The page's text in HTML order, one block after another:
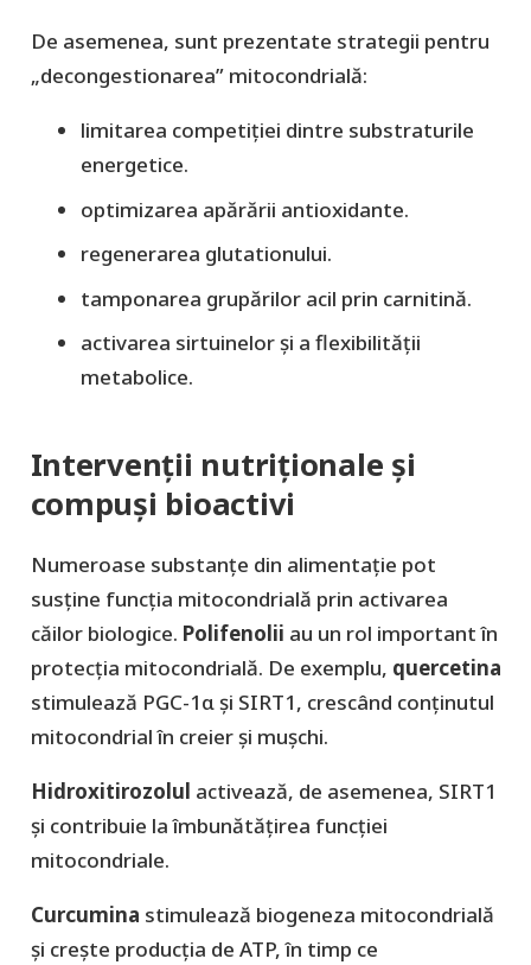
De asemenea, sunt prezentate strategii pentru
„decongestionarea” mitocondrială:
limitarea competiției dintre substraturile
energetice.
optimizarea apărării antioxidante.
regenerarea glutationului.
tamponarea grupărilor acil prin carnitină.
activarea sirtuinelor și a flexibilității
metabolice.
Intervenții nutriționale și
compuși bioactivi
Numeroase substanțe din alimentație pot
susține funcția mitocondrială prin activarea
căilor biologice. Polifenolii au un rol important în
protecția mitocondrială. De exemplu, quercetina
stimulează PGC-1α și SIRT1, crescând conținutul
mitocondrial în creier și mușchi.
Hidroxitirozolul activează, de asemenea, SIRT1
și contribuie la îmbunătățirea funcției
mitocondriale.
Curcumina stimulează biogeneza mitocondrială
și crește producția de ATP, în timp ce